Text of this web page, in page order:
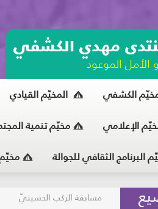
مهدي الكشفي
الأمل الموعود
الكشفي المخيّم القيادي
الإعلامي مخيّم تنمية
البرنامج الثقافي للجوالة